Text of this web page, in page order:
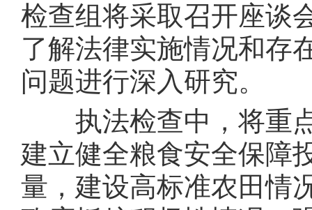
检查组将采取召开座谈
了解法律实施情况和存
问题进行深入研究。
执法检查中，将重点
建立健全粮食安全保障
量，建设高标准农田情